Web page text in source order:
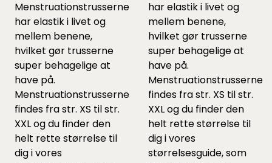
Menstruationstrusserne
har elastik i livet og
mellem benene,
hvilket gør trusserne
super behagelige at
have på.
Menstruationstrusserne
findes fra str. XS til str.
XXL og du finder den
helt rette størrelse til
dig i vores
har elastik i livet og
mellem benene,
hvilket gør trusserne
super behagelige at
have på.
Menstruationstrusserne
findes fra str. XS til str.
XXL og du finder den
helt rette størrelse til
dig i vores
størrelsesguide, som